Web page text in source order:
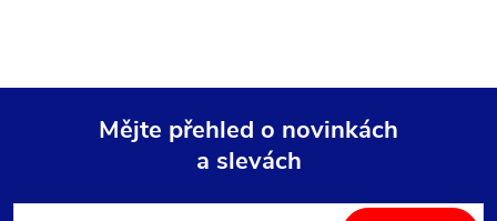
Mějte přehled o novinkách
a slevách